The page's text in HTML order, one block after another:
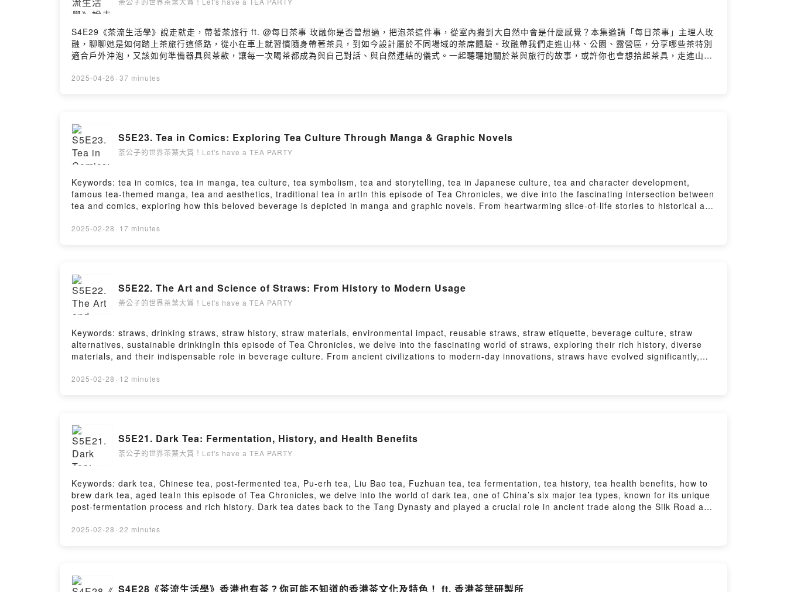
＿＿＿＿＿＿＿＿＿＿▋成為Youtube專屬會員喜歡我們的影片，願意小額資助我們持續創作的，歡迎加入我們，並享有會員專屬福利
約hanyi2016tea@hanyitea.tw▋其他平台荼公子Facebook：https://www.facebook.com/HANYI2016TEA荼公子Instagram：
https://instagram.com/cha.cha.du?igshid=YmMyMTA2M2Y=荼公子官方網站：https://www.hanyitea.tw/product-all/奶茶控LINE交流群：
https://lihi1.com/GHnv1荼公子 Han-Yi 韓奕LINE官方帳號（課程及優惠）：https://lin.ee/2wovfGM＿＿＿＿＿＿＿＿＿＿＿＿＿＿＿＿＿＿＿＿＿＿▋來賓
https://open.firstory.me/user/ckqw5eak2g4820939s2ieb4wv留言告訴我你對這一集的想法：
S4E29《茶流生活學》說走就走，帶著茶旅行 ft. @每日茶事 玫融你是否曾想過，把泡茶這件事，從室內搬到大自然中會是什麼感覺？本集邀請「每日茶事」主理人玫
融，聊聊她是如何踏上茶旅行這條路，從小在車上就習慣隨身帶著茶具，到如今設計屬於不同場域的茶席體驗。玫融帶我們走進山林、公園、露營區，分享哪些茶特別
適合戶外沖泡，又該如何準備器具與茶款，讓每一次喝茶都成為與自己對話、與自然連結的儀式。一起聽聽她關於茶與旅行的故事，或許你也會想拾起茶具，走進山林
的茶席方式－專注在自己身上06:38 由內而外的感官體驗08:33 推薦哪幾個地方會比較適合茶旅行？09:39 在公園泡茶10:57 在露營區泡茶11:54 在戶外泡茶要選擇什
#tea #teatime #茶旅行 #茶＿＿＿＿＿＿＿＿＿＿＿＿＿＿＿＿＿＿＿＿＿＿▋成為Youtube專屬會員喜歡我們的影片，願意小額資助我們持續創作的，歡迎加入我
們，並享有會員專屬福利https://www.youtube.com/channel/UCqj79LoyPRC2skxoQl1BVAw/join▋訂閱荼公子Youtube頻道
https://www.youtube.com/@hanyi2016tea/featured▋合作邀約hanyi2016tea@gmail.com▋其他平台荼公子Facebook：
https://www.facebook.com/HANYI2016TEA荼公子Instagram：https://instagram.com/cha.cha.du?igshid=YmMyMTA2M2Y=荼公子官方網站：
＿＿＿＿＿＿＿＿＿＿＿＿＿＿＿＿＿＿＿＿＿▋來賓每日茶事 玫融IG https://www.instagram.com/a.cup.of_teatime/品牌網站 https://acupofteatime.easy.co/
▋影音製作丹非映像制作https://freedane.com/work/https://www.instagram.com/dane.videomaker/小額贊助支持本節目：
https://open.firstory.me/user/ckqw5eak2g4820939s2ieb4wv留言告訴我你對這一集的想法：
by Firstory Hosting
2025-04-26 · 37 minutes
S5E23. Tea in Comics: Exploring Tea Culture Through Manga & Graphic Novels
荼公子的世界茶葉大賞！Let's have a TEA PARTY
Keywords: tea in comics, tea in manga, tea culture, tea symbolism, tea and storytelling, tea in Japanese culture, tea and character development,
famous tea-themed manga, tea and aesthetics, traditional tea in artIn this episode of Tea Chronicles, we dive into the fascinating intersection between
tea and comics, exploring how this beloved beverage is depicted in manga and graphic novels. From heartwarming slice-of-life stories to historical and
tea-related manga like Tea for Two and Afternoon Tea Detective, examining how tea ceremonies, aesthetics, and traditions are brought to life in these
explore well-known works such as Tea for Two and Afternoon Tea Detective, which celebrate tea culture.- Tea and Character Development: How tea
scenes and rituals influence mood, emotions, and personalities of fictional characters.- Aesthetics of Tea in Art: From serene tea houses to traditional
tea ceremonies, we discuss how artists visually represent the beauty of tea culture.- The Role of Tea in Japanese Storytelling: A look into how tea is
woven into classic and modern narratives to evoke nostalgia, tradition, or mystery.▋Become a YouTube MemberLove our content? Support us with a
Tea channel for more tea insights.Subscribe here▋Business InquiriesInterested in collaborations? Contact us at:hanyi2016tea@hanyitea.tw▋Follow
Us on Other Platforms- Facebook: Han-Yi Tea Facebook- Instagram: Cha.Cha.Du Instagram- Official Website: Han-Yi Tea Official Website- Milk Tea
Enthusiasts Line Group: Join HereSupport this show with a small donation: Donate hereLeave a comment and share your thoughts on this episode:
https://open.firstory.me/user/ckqw5eak2g4820939s2ieb4wv/commentsPowered by Firstory Hosting
2025-02-28 · 17 minutes
S5E22. The Art and Science of Straws: From History to Modern Usage
荼公子的世界茶葉大賞！Let's have a TEA PARTY
Keywords: straws, drinking straws, straw history, straw materials, environmental impact, reusable straws, straw etiquette, beverage culture, straw
alternatives, sustainable drinkingIn this episode of Tea Chronicles, we delve into the fascinating world of straws, exploring their rich history, diverse
materials, and their indispensable role in beverage culture. From ancient civilizations to modern-day innovations, straws have evolved significantly,
drinking. Fast forward to today, and we see a plethora of straw types, including plastic, stainless steel, glass, silicone, paper, bamboo, and even
explore eco-friendly alternatives that are gaining popularity.🔗 Read more on our website: https://www.hanyitea.tw/single-post/straw/🌿 Key Highlights:-
Historical Journey: Tracing the evolution of straws from ancient Sumerian times to contemporary usage.- Material Diversity: Exploring various straw
materials—plastic, stainless steel, glass, silicone, paper, bamboo, and sugarcane residue—and their respective pros and cons.- Environmental Impact:
Discussing the ecological footprint of different straws and the rise of sustainable alternatives.- Proper Usage Techniques: Tips on the correct way to
of straws in different beverage traditions and their integration into modern drink experiences.▋Become a YouTube MemberLove our content? Support
us with a small contribution and enjoy exclusive member benefits!Join here▋Subscribe to our YouTube ChannelNever miss an episode! Subscribe to
the Han-Yi Tea channel for more tea insights.Subscribe here▋Business InquiriesInterested in collaborations? Contact us
Han-Yi Tea Official Website- Milk Tea Enthusiasts Line Group: Join HereSupport this show with a small donation: Donate hereLeave a comment and
2025-02-28 · 12 minutes
S5E21. Dark Tea: Fermentation, History, and Health Benefits
荼公子的世界茶葉大賞！Let's have a TEA PARTY
Keywords: dark tea, Chinese tea, post-fermented tea, Pu-erh tea, Liu Bao tea, Fuzhuan tea, tea fermentation, tea history, tea health benefits, how to
brew dark tea, aged teaIn this episode of Tea Chronicles, we delve into the world of dark tea, one of China’s six major tea types, known for its unique
post-fermentation process and rich history. Dark tea dates back to the Tang Dynasty and played a crucial role in ancient trade along the Silk Road and
explore the fascinating varieties of dark tea, including Pu-erh ripe tea, Liu Bao tea, and Fuzhuan brick tea, and uncover the remarkable health
flavors.- Popular Varieties: Learn about Pu-erh ripe tea, Liu Bao tea, and Fuzhuan tea, each with a distinct taste and aging potential.- Health Benefits:
Rich in probiotics and polyphenols, dark tea supports digestion, cholesterol reduction, and gut health.- Brewing Guide: Use boiling water (95-100°C)
2025-02-28 · 22 minutes
S4E28《茶流生活學》香港也有茶？你可能不知道的香港茶文化及特色！ ft. 香港茶葉研製所